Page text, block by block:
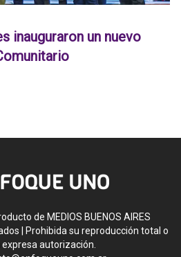
inauguraron un nuevo
de MEDIOS BUENOS AIRES
| Prohibida su reproducción total o
autorización.